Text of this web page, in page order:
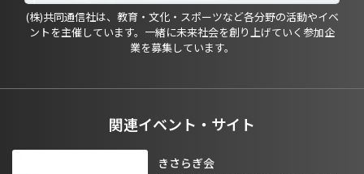
(株)共同通信社は、教育・文化・スポーツなど各分野の活動やイベ
ントを主催しています。一緒に未来社会を創り上げていく参加企
業を募集しています。
関連イベント・サイト
きさらぎ会